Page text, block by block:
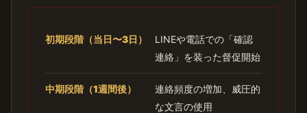
初期段階（当日〜3日）
LINEや電話での「確認
連絡」を装った督促開始
中期段階（1週間後）
連絡頻度の増加、威圧的
な文言の使用